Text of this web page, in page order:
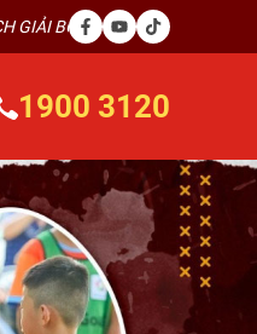
BLUE WAVE INTERNATIONAL
1900 3120